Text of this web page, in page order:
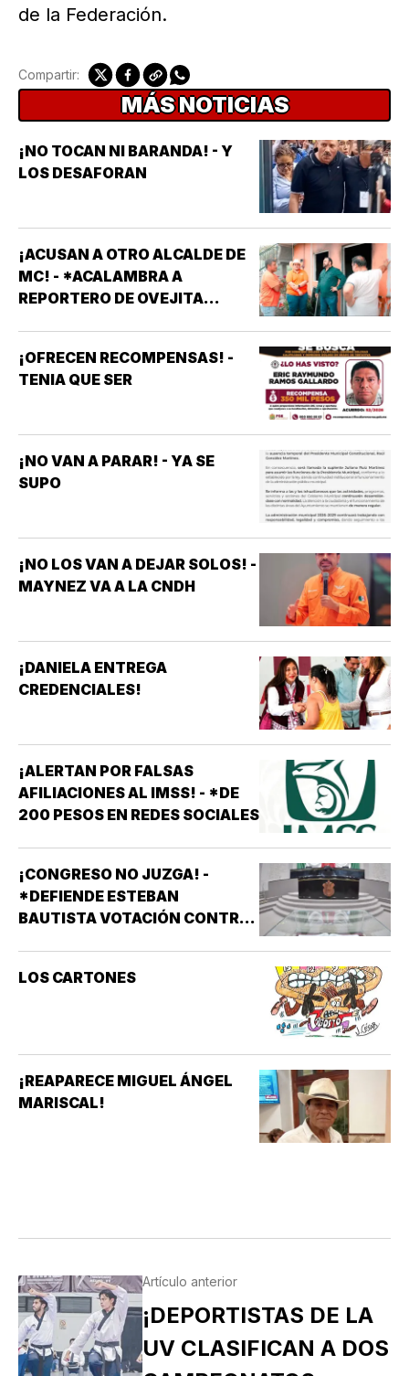
de la Federación.
Compartir:
MÁS NOTICIAS
¡NO TOCAN NI BARANDA! - Y
LOS DESAFORAN
¡ACUSAN A OTRO ALCALDE DE
MC! - *ACALAMBRA A
REPORTERO DE OVEJITA
¡OFRECEN RECOMPENSAS! -
TENIA QUE SER
¡NO VAN A PARAR! - YA SE
SUPO
¡NO LOS VAN A DEJAR SOLOS! -
MAYNEZ VA A LA CNDH
¡DANIELA ENTREGA
CREDENCIALES!
¡ALERTAN POR FALSAS
AFILIACIONES AL IMSS! - *DE
200 PESOS EN REDES SOCIALES
¡CONGRESO NO JUZGA! -
*DEFIENDE ESTEBAN
BAUTISTA VOTACIÓN CONTRA
LOS CARTONES
¡REAPARECE MIGUEL ÁNGEL
MARISCAL!
Artículo anterior
¡DEPORTISTAS DE LA
UV CLASIFICAN A DOS